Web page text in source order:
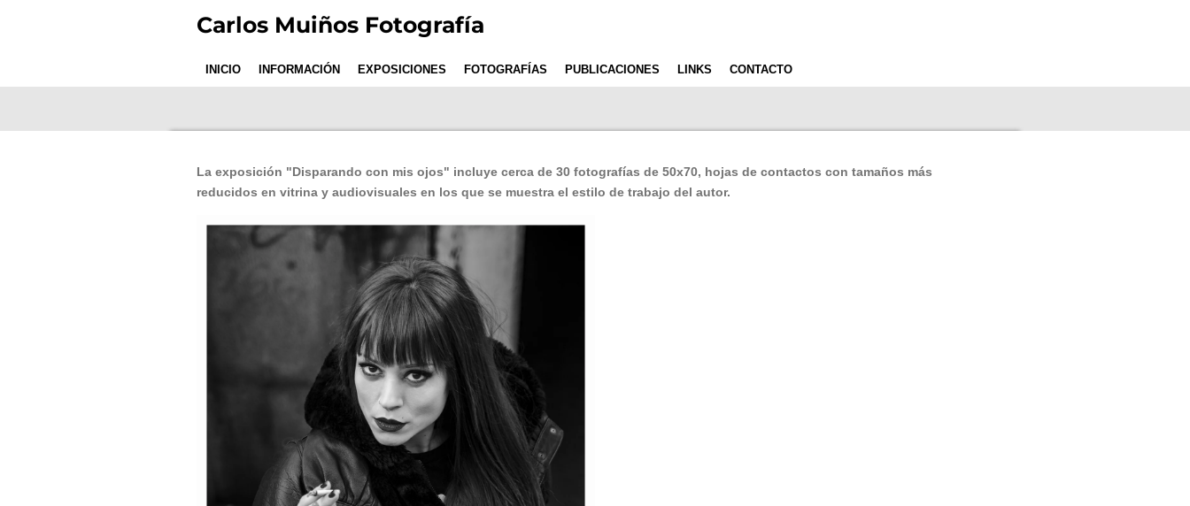
Carlos Muiños Fotografía
INICIO INFORMACIÓN EXPOSICIONES FOTOGRAFÍAS PUBLICACIONES LINKS CONTACTO
La exposición "Disparando con mis ojos" incluye cerca de 30 fotografías de 50x70, hojas de contactos con tamaños más
reducidos en vitrina y audiovisuales en los que se muestra el estilo de trabajo del autor.